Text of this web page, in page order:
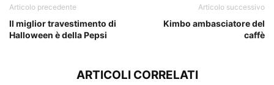
Articolo precedente
Il miglior travestimento di
Halloween è della Pepsi
Articolo successivo
Kimbo ambasciatore del
caffè
ARTICOLI CORRELATI